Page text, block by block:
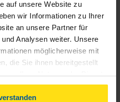
auf unsere Website zu
wir Informationen zu Ihrer
an unsere Partner für
Analysen weiter. Unsere
möglicherweise mit
die Sie ihnen bereitgestellt
Ihrer Nutzung der Dienste
auf Einverstanden klicken,
von Cookies, gemäß
im 95 Lebensjahr. Meine
die Vereinigte Lohnsteuerhilfe!
E.Ma.